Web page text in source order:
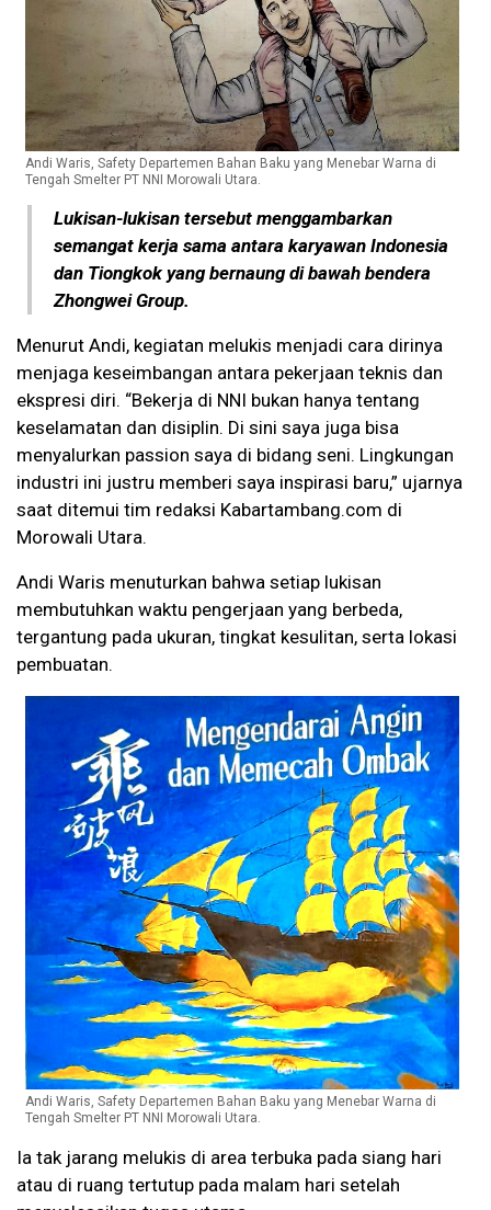
Andi Waris, Safety Departemen Bahan Baku yang Menebar Warna di
Tengah Smelter PT NNI Morowali Utara.
Lukisan-lukisan tersebut menggambarkan
semangat kerja sama antara karyawan Indonesia
dan Tiongkok yang bernaung di bawah bendera
Zhongwei Group.
Menurut Andi, kegiatan melukis menjadi cara dirinya
menjaga keseimbangan antara pekerjaan teknis dan
ekspresi diri. “Bekerja di NNI bukan hanya tentang
keselamatan dan disiplin. Di sini saya juga bisa
menyalurkan passion saya di bidang seni. Lingkungan
industri ini justru memberi saya inspirasi baru,” ujarnya
saat ditemui tim redaksi Kabartambang.com di
Morowali Utara.
Andi Waris menuturkan bahwa setiap lukisan
membutuhkan waktu pengerjaan yang berbeda,
tergantung pada ukuran, tingkat kesulitan, serta lokasi
pembuatan.
Andi Waris, Safety Departemen Bahan Baku yang Menebar Warna di
Tengah Smelter PT NNI Morowali Utara.
Ia tak jarang melukis di area terbuka pada siang hari
atau di ruang tertutup pada malam hari setelah